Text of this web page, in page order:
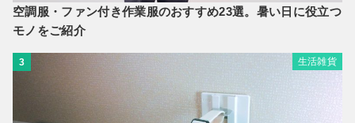
空調服・ファン付き作業服のおすすめ23選。暑い日に役立つ
モノをご紹介
3 生活雑貨